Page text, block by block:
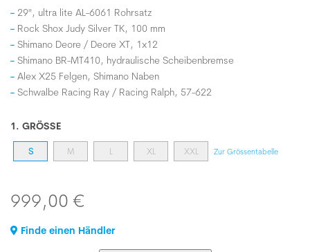
29", ultra lite AL-6061 Rohrsatz
Rock Shox Judy Silver TK, 100 mm
Shimano Deore / Deore XT, 1x12
Shimano BR-MT410, hydraulische Scheibenbremse
Alex X25 Felgen, Shimano Naben
Schwalbe Racing Ray / Racing Ralph, 57-622
1. GRÖSSE
S M L XL XXL Zur Grössentabelle
999,00 €
Finde einen Händler